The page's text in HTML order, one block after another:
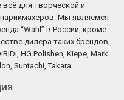
всё для творческой и
Мы являемся
“Wahl” в России, кроме
дилера таких брендов,
HG Polishen, Kiepe, Mark
Suntachi, Takara